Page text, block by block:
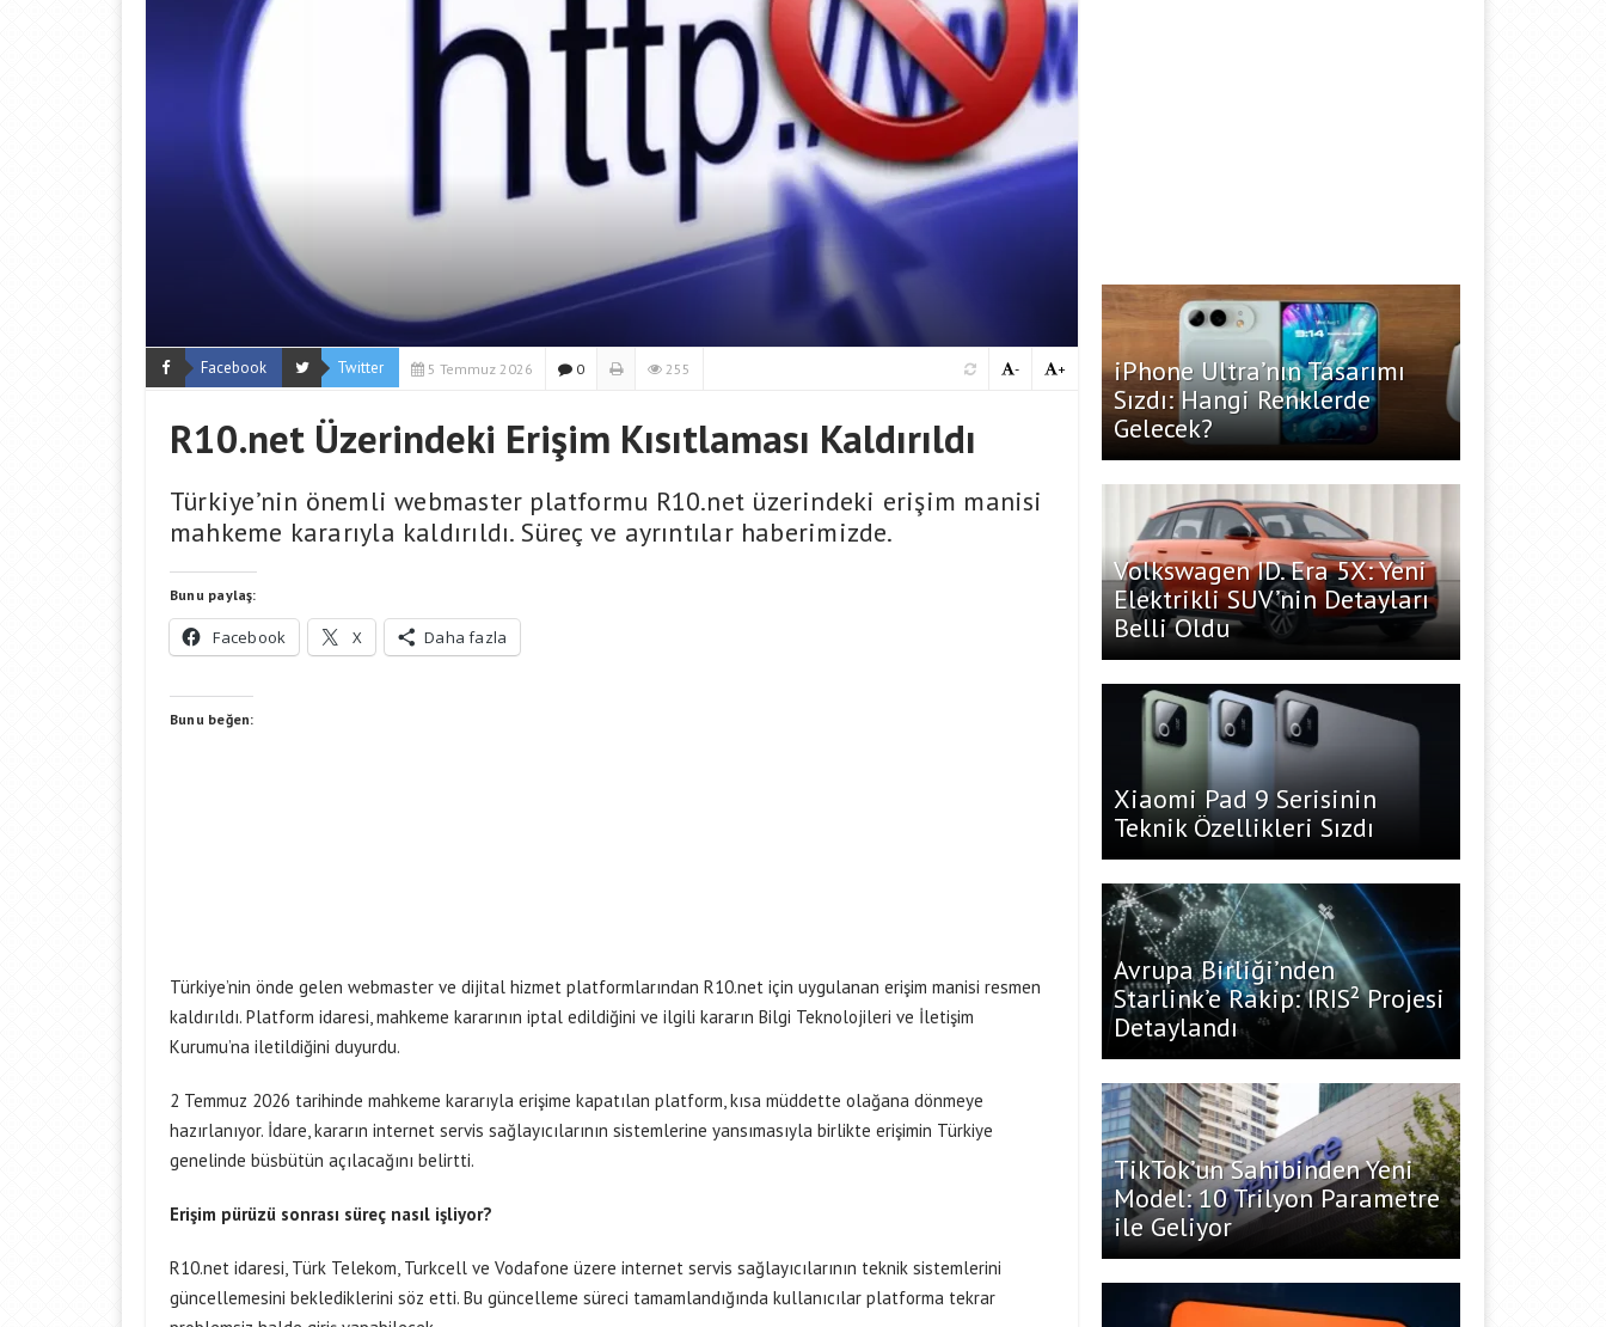
Facebook Twitter 5 Temmuz 2026 0 255 +
-
R10.net Üzerindeki Erişim Kısıtlaması Kaldırıldı
Türkiye’nin önemli webmaster platformu R10.net üzerindeki erişim manisi
mahkeme kararıyla kaldırıldı. Süreç ve ayrıntılar haberimizde.
Bunu paylaş:
Facebook X Daha fazla
Bunu beğen:
Türkiye’nin önde gelen webmaster ve dijital hizmet platformlarından R10.net için uygulanan erişim manisi resmen
kaldırıldı. Platform idaresi, mahkeme kararının iptal edildiğini ve ilgili kararın Bilgi Teknolojileri ve İletişim
Kurumu’na iletildiğini duyurdu.
2 Temmuz 2026 tarihinde mahkeme kararıyla erişime kapatılan platform, kısa müddette olağana dönmeye
hazırlanıyor. İdare, kararın internet servis sağlayıcılarının sistemlerine yansımasıyla birlikte erişimin Türkiye
genelinde büsbütün açılacağını belirtti.
Erişim pürüzü sonrası süreç nasıl işliyor?
R10.net idaresi, Türk Telekom, Turkcell ve Vodafone üzere internet servis sağlayıcılarının teknik sistemlerini
güncellemesini beklediklerini söz etti. Bu güncelleme süreci tamamlandığında kullanıcılar platforma tekrar
iPhone Ultra’nın Tasarımı
Sızdı: Hangi Renklerde
Gelecek?
Volkswagen ID. Era 5X: Yeni
Elektrikli SUV’nin Detayları
Belli Oldu
Xiaomi Pad 9 Serisinin
Teknik Özellikleri Sızdı
Avrupa Birliği’nden
Starlink’e Rakip: IRIS² Projesi
Detaylandı
TikTok’un Sahibinden Yeni
Model: 10 Trilyon Parametre
ile Geliyor